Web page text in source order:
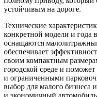
устойчивым на дороге.
Технические
конкретной модели и года
оснащаются
обеспечивает
своим компактным
городской среде и
и ограниченными
выбор для малого бизнеса
и экономичный